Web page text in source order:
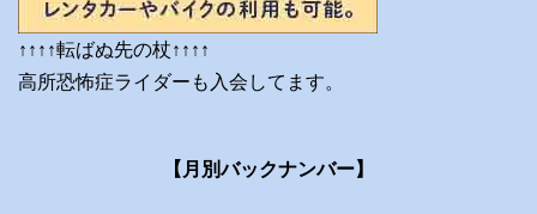
↑↑↑↑転ばぬ先の杖↑↑↑↑
高所恐怖症ライダーも入会してます。
【月別バックナンバー】